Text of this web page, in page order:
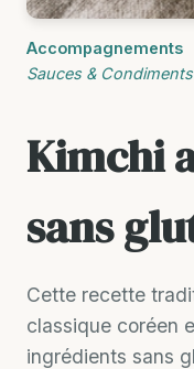
Accompagnements
Sauces & Condiments
Kimchi
sans
Cette recette
classique coréen
ingrédients sans